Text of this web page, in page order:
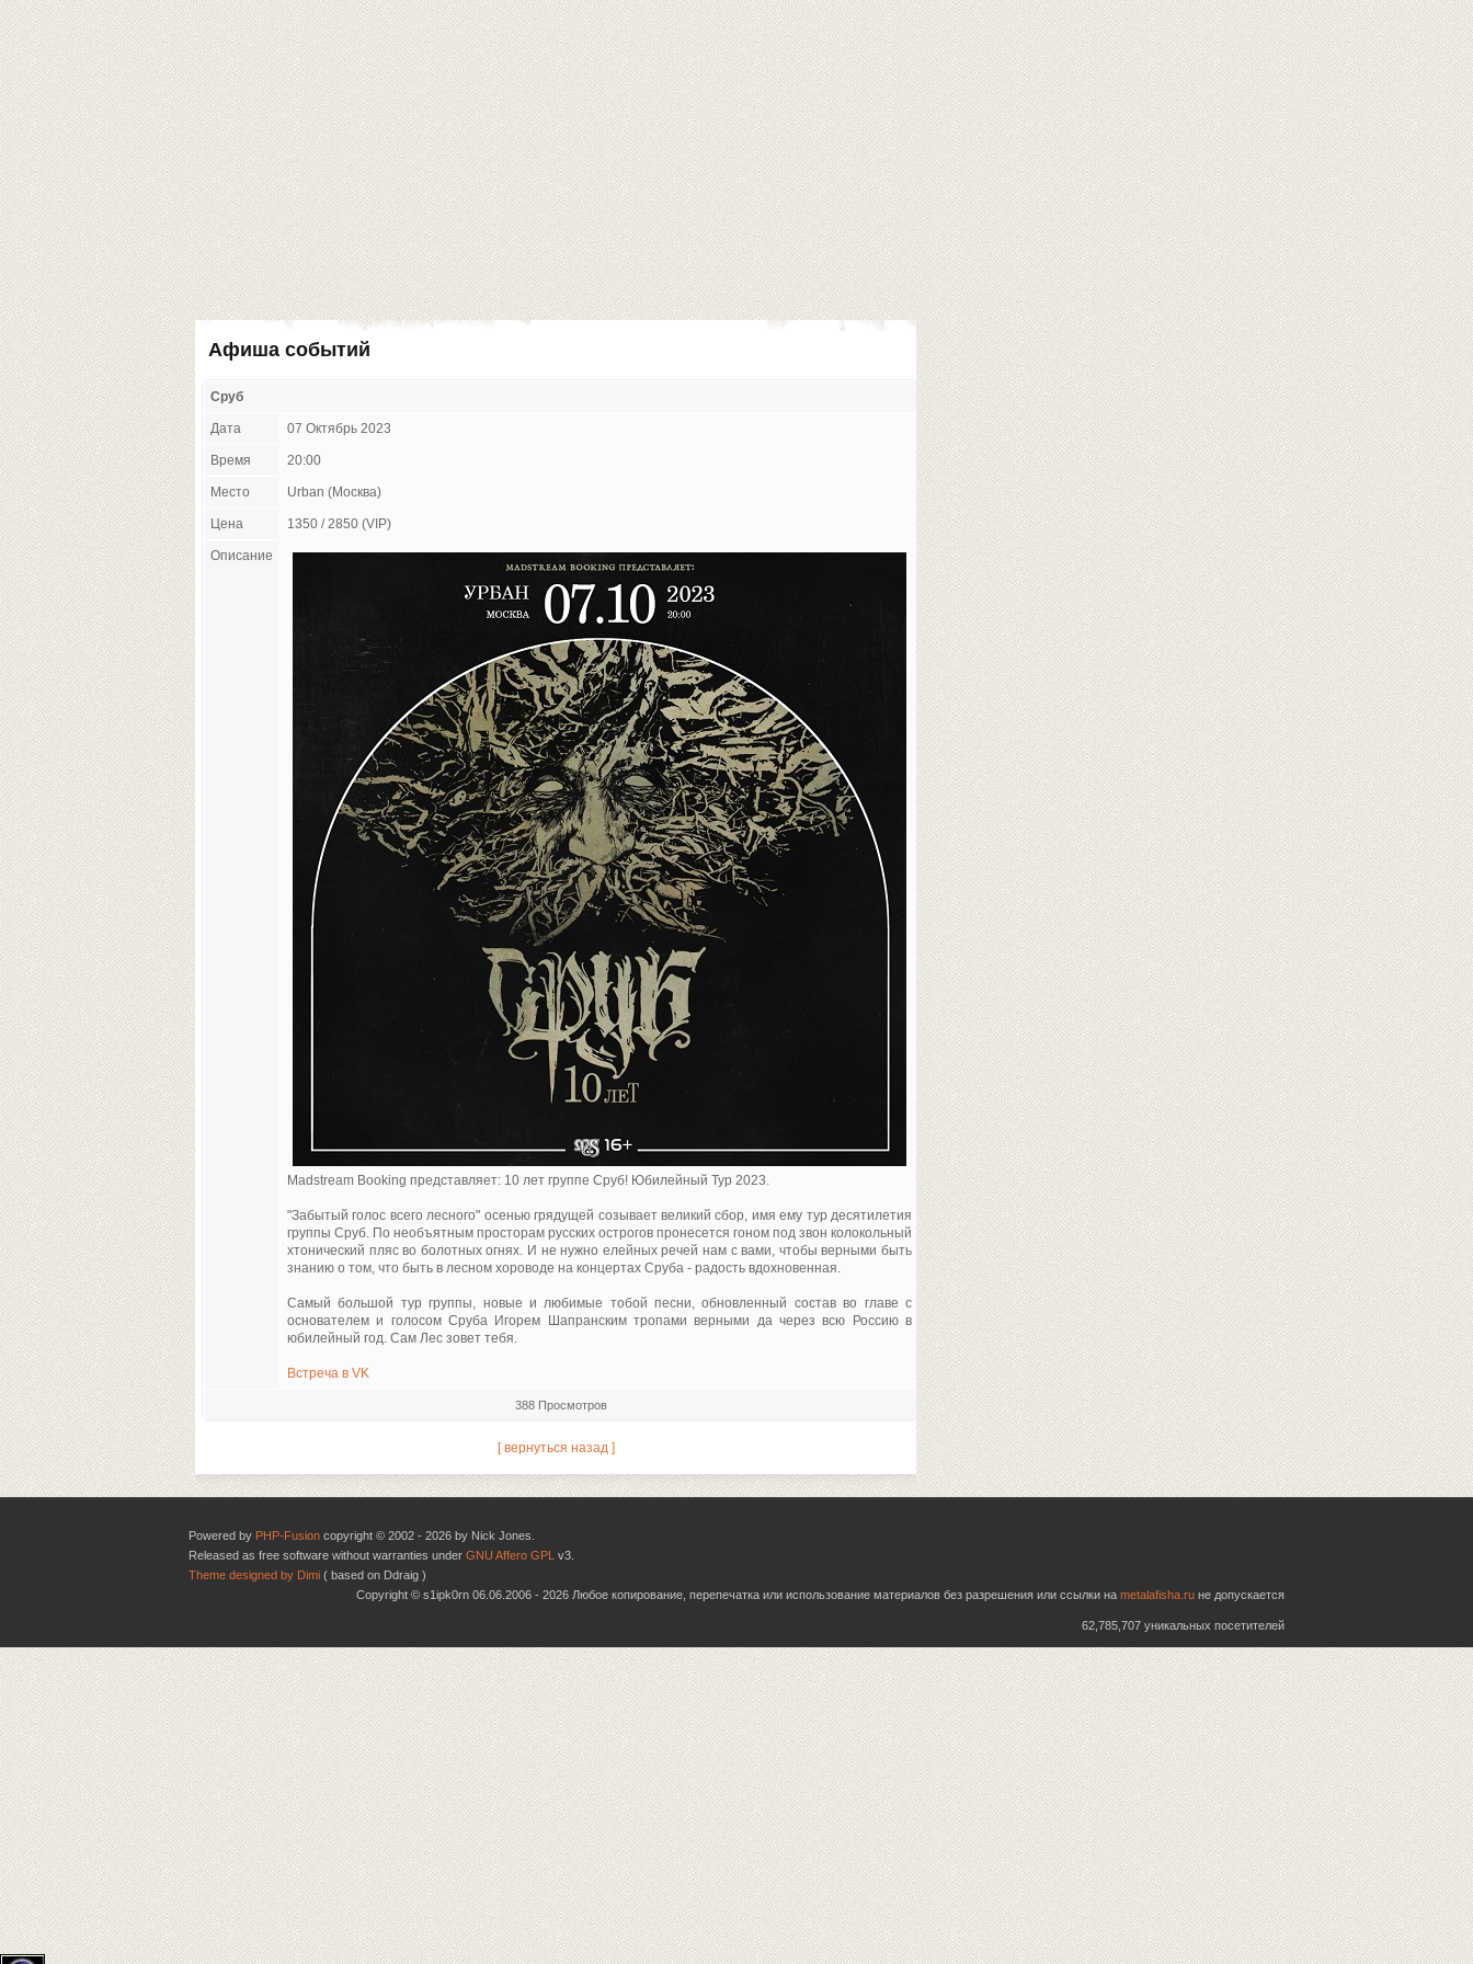
Афиша событий
Сруб
Дата 07 Октябрь 2023
Время 20:00
Место Urban (Москва)
Цена 1350 / 2850 (VIP)
Описание
Madstream Booking представляет: 10 лет группе Сруб! Юбилейный Тур 2023.
"Забытый голос всего лесного" осенью грядущей созывает великий сбор, имя ему тур десятилетия
группы Сруб. По необъятным просторам русских острогов пронесется гоном под звон колокольный
хтонический пляс во болотных огнях. И не нужно елейных речей нам с вами, чтобы верными быть
знанию о том, что быть в лесном хороводе на концертах Сруба - радость вдохновенная.
Самый большой тур группы, новые и любимые тобой песни, обновленный состав во главе с
основателем и голосом Сруба Игорем Шапранским тропами верными да через всю Россию в
юбилейный год. Сам Лес зовет тебя.
Встреча в VK
388 Просмотров
[ вернуться назад ]
Powered by PHP-Fusion copyright © 2002 - 2026 by Nick Jones.
Released as free software without warranties under GNU Affero GPL v3.
Theme designed by Dimi ( based on Ddraig )
Copyright © s1ipk0rn 06.06.2006 - 2026 Любое копирование, перепечатка или использование материалов без разрешения или ссылки на metalafisha.ru не допускается
62,785,707 уникальных посетителей